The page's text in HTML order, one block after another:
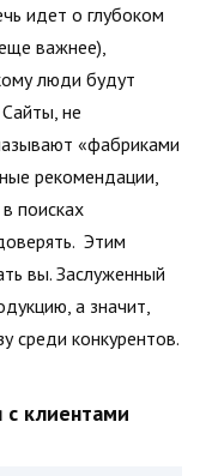
идет о глубоком
важнее),
люди будут
не
«фабриками
рекомендации,
поисках
Этим
вы. Заслуженный
а значит,
среди конкурентов.
клиентами